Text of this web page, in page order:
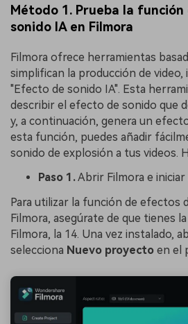
Método 1. Prueba la
sonido IA en Filmora
Filmora ofrece herramientas
simplifican la producción de video,
"Efecto de sonido IA". Esta
describir el efecto de sonido que
y, a continuación, genera un
esta función, puedes añadir
sonido de explosión a tus videos.
Paso 1.Abrir Filmora e
Para utilizar la función de efectos
Filmora, asegúrate de que tienes
Filmora, la 14. Una vez instalado,
selecciona Nuevo proyecto en el